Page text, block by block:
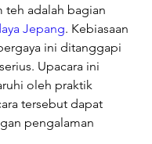
teh adalah bagian
Jepang. Kebiasaan
ini ditanggapi
Upacara ini
oleh praktik
tersebut dapat
pengalaman